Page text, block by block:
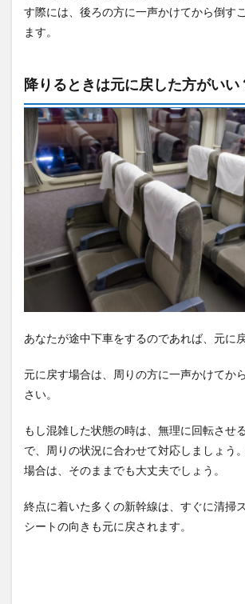
す際には、後ろの方に一声かけてから倒す
ます。
降りるときは元に戻した方がいい
あなたが途中下車をするのであれば、元に
元に戻す場合は、周りの方に一声かけてか
さい。
もし混雑した状態の時は、無理に回転させ
で、周りの状況に合わせて対応しましょう
場合は、そのままでも大丈夫でしょう。
終点に着いた多くの新幹線は、すぐに清掃
シートの向きも元に戻されます。